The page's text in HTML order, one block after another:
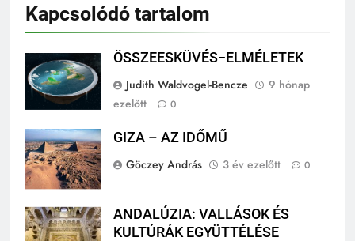
Kapcsolódó tartalom
ÖSSZEESKÜVÉS−ELMÉLETEK
Judith Waldvogel-Bencze
9 hónap
ezelőtt
0
GIZA – AZ IDŐMŰ
Göczey András
3 év ezelőtt 0
ANDALÚZIA: VALLÁSOK ÉS
KULTÚRÁK EGYÜTTÉLÉSE